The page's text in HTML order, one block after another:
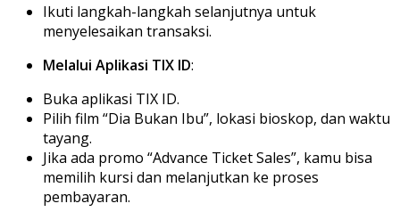
Ikuti langkah-langkah selanjutnya untuk
menyelesaikan transaksi.
Melalui Aplikasi TIX ID:
Buka aplikasi TIX ID.
Pilih film “Dia Bukan Ibu”, lokasi bioskop, dan waktu
tayang.
Jika ada promo “Advance Ticket Sales”, kamu bisa
memilih kursi dan melanjutkan ke proses
pembayaran.